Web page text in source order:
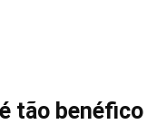
tão benéfico